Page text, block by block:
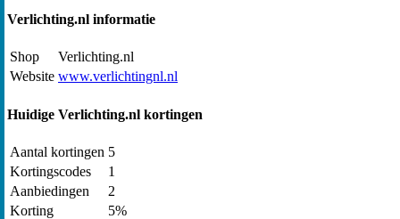
Verlichting.nl informatie
Shop
Verlichting.nl
Website www.verlichtingnl.nl
Huidige Verlichting.nl kortingen
Aantal kortingen 5
Kortingscodes
1
Aanbiedingen
2
Korting
5%